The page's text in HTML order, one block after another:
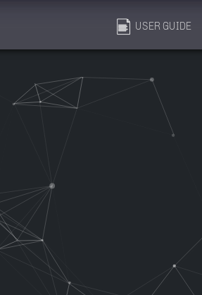
USER GUIDE